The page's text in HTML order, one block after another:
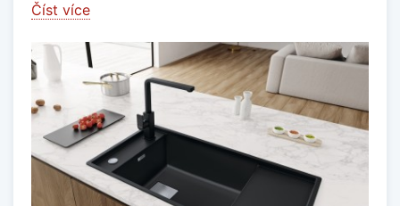
Číst více